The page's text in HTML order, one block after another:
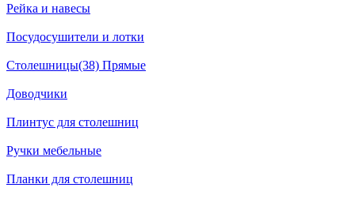
Рейка и навесы
Посудосушители и лотки
Столешницы(38) Прямые
Доводчики
Плинтус для столешниц
Ручки мебельные
Планки для столешниц